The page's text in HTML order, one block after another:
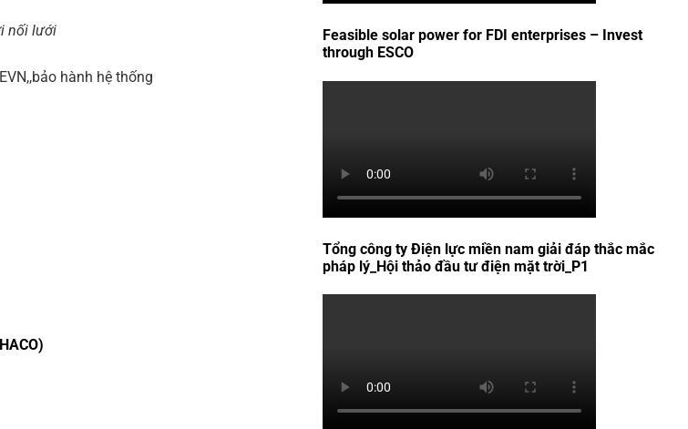
nối lưới
hành hệ thống
Feasible solar power for FDI enterprises – Invest
through ESCO
Tổng công ty Điện lực miền nam giải đáp thắc mắc
pháp lý_Hội thảo đầu tư điện mặt trời_P1